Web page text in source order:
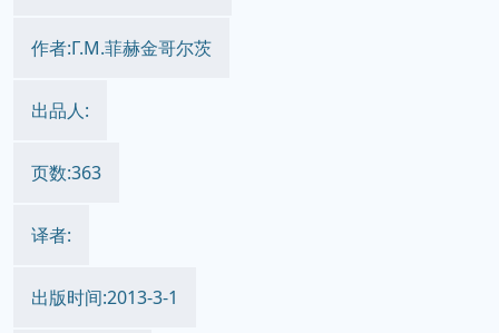
作者:Г.М.菲赫金哥尔茨
出品人:
页数:363
译者:
出版时间:2013-3-1